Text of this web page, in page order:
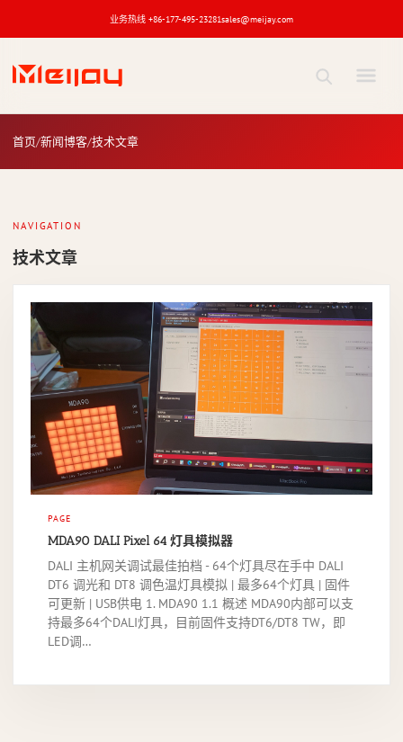
业务热线 +86-177-495-23281sales@meijay.com
首页 新闻博客 技术文章
NAVIGATION
技术文章
PAGE
MDA90 DALI Pixel 64 灯具模拟器
DALI 主机网关调试最佳拍档 - 64个灯具尽在手中 DALI
DT6 调光和 DT8 调色温灯具模拟 | 最多64个灯具 | 固件
可更新 | USB供电 1. MDA90 1.1 概述 MDA90内部可以支
持最多64个DALI灯具，目前固件支持DT6/DT8 TW，即
LED调…